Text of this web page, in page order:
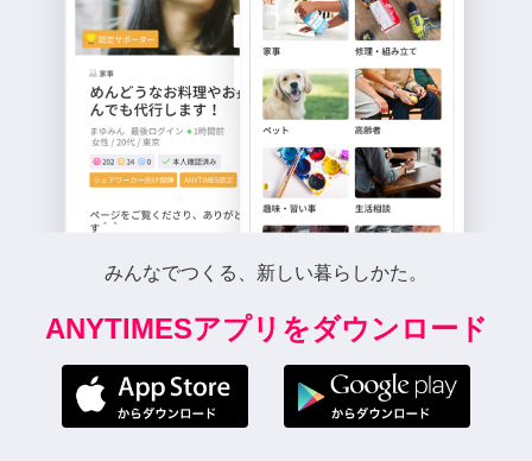
みんなでつくる、新しい暮らしかた。
ANYTIMESアプリをダウンロード